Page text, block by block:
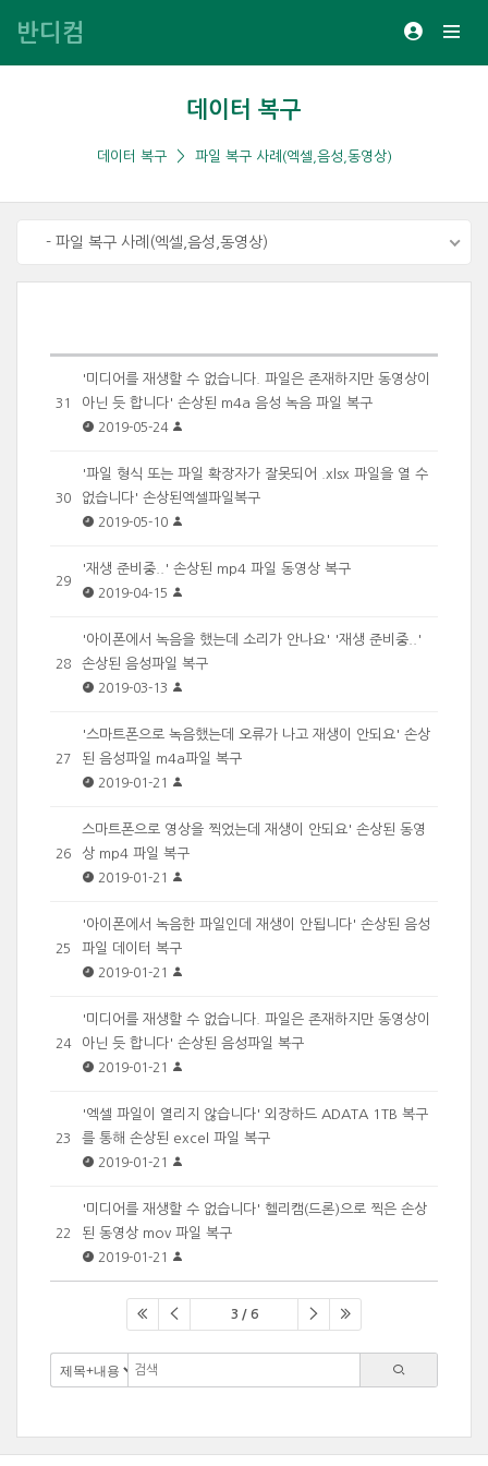
반디컴
데이터 복구
데이터 복구 파일 복구 사례(엑셀,음성,동영상)
- 파일 복구 사례(엑셀,음성,동영상)
31
'미디어를 재생할 수 없습니다. 파일은 존재하지만 동영상이
아닌 듯 합니다' 손상된 m4a 음성 녹음 파일 복구
2019-05-24
30
'파일 형식 또는 파일 확장자가 잘못되어 .xlsx 파일을 열 수
없습니다' 손상된엑셀파일복구
2019-05-10
29
'재생 준비중..' 손상된 mp4 파일 동영상 복구
2019-04-15
28
'아이폰에서 녹음을 했는데 소리가 안나요' '재생 준비중..'
손상된 음성파일 복구
2019-03-13
27
'스마트폰으로 녹음했는데 오류가 나고 재생이 안되요' 손상
된 음성파일 m4a파일 복구
2019-01-21
26
스마트폰으로 영상을 찍었는데 재생이 안되요' 손상된 동영
상 mp4 파일 복구
2019-01-21
25
'아이폰에서 녹음한 파일인데 재생이 안됩니다' 손상된 음성
파일 데이터 복구
2019-01-21
24
'미디어를 재생할 수 없습니다. 파일은 존재하지만 동영상이
아닌 듯 합니다' 손상된 음성파일 복구
2019-01-21
23
'엑셀 파일이 열리지 않습니다' 외장하드 ADATA 1TB 복구
를 통해 손상된 excel 파일 복구
2019-01-21
22
'미디어를 재생할 수 없습니다' 헬리캠(드론)으로 찍은 손상
된 동영상 mov 파일 복구
2019-01-21
3 / 6